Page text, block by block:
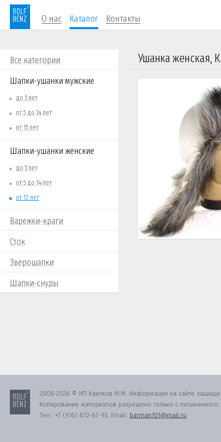
О нас Каталог Контакты
Все категории
Шапки-ушанки мужские
до 5 лет
от 5 до 14 лет
от 15 лет
Шапки-ушанки женские
до 5 лет
от 5 до 14 лет
от 12 лет
Варежки-краги
Сток
Зверошапки
Шапки-снуды
Ушанка женская,
2008-2026 © ИП Каюмов М.М. Информация на сайте
Копирование материалов разрешено только с письменного
Тел.: +7 (916) 672-67-93, Email: barman101@mail.ru